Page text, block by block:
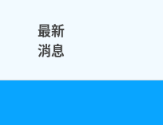
最新
消息